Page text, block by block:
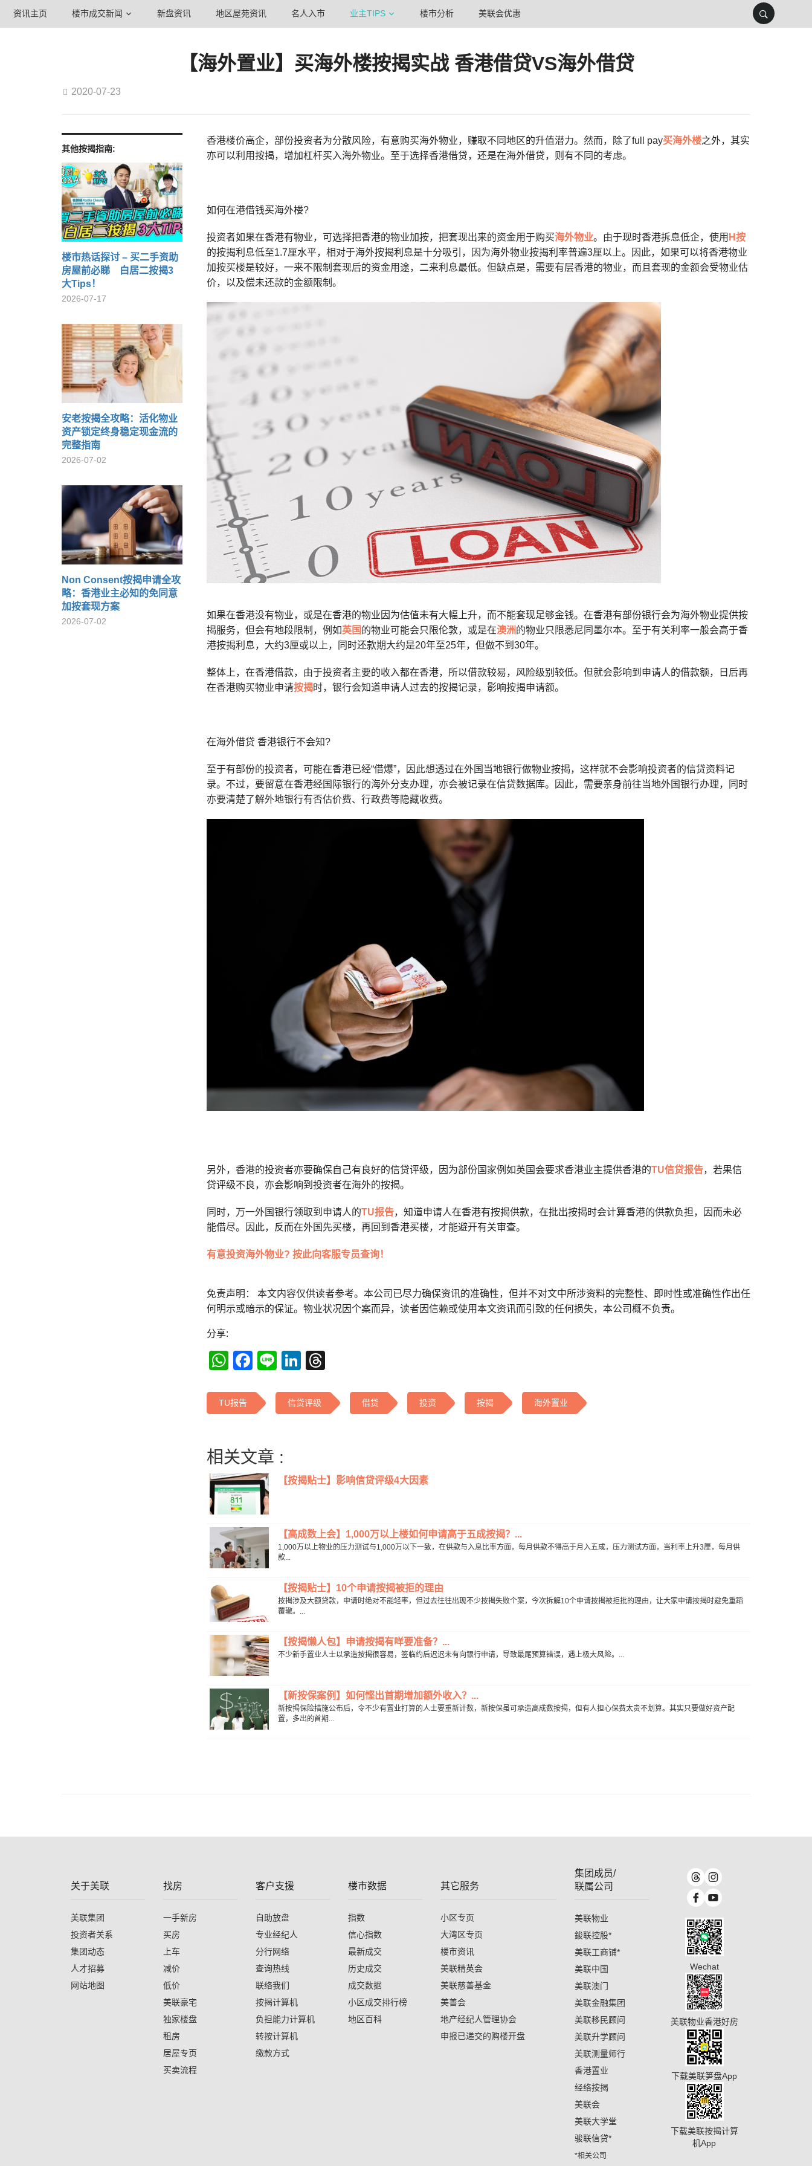
资讯主页 楼市成交新闻 新盘资讯 地区屋苑资讯 名人入市 业主TIPS 楼市分析 美联会优惠
【海外置业】买海外楼按揭实战 香港借贷VS海外借贷
2020-07-23
其他按揭指南:
楼市热话探讨 – 买二手资助
房屋前必睇 白居二按揭3
大Tips！
2026-07-17
安老按揭全攻略：活化物业
资产锁定终身稳定现金流的
完整指南
2026-07-02
Non Consent按揭申请全攻
略：香港业主必知的免同意
加按套现方案
2026-07-02
香港楼价高企，部份投资者为分散风险，有意购买海外物业，赚取不同地区的升值潜力。然而，除了full pay买海外楼之外，其实
亦可以利用按揭，增加杠杆买入海外物业。至于选择香港借贷，还是在海外借贷，则有不同的考虑。
如何在港借钱买海外楼?
投资者如果在香港有物业，可选择把香港的物业加按，把套现出来的资金用于购买海外物业。由于现时香港拆息低企，使用 H按
的按揭利息低至1.7厘水平，相对于海外按揭利息是十分吸引，因为海外物业按揭利率普遍3厘以上。因此，如果可以将香港物业
加按买楼是较好，一来不限制套现后的资金用途，二来利息最低。但缺点是，需要有层香港的物业，而且套现的金额会受物业估
价，以及偿未还款的金额限制。
如果在香港没有物业，或是在香港的物业因为估值未有大幅上升，而不能套现足够金钱。在香港有部份银行会为海外物业提供按
揭服务，但会有地段限制，例如英国 的物业可能会只限伦敦，或是在澳洲的物业只限悉尼同墨尔本。至于有关利率一般会高于香
港按揭利息，大约3厘或以上，同时还款期大约是20年至25年，但做不到30年。
整体上，在香港借款，由于投资者主要的收入都在香港，所以借款较易，风险级别较低。但就会影响到申请人的借款额，日后再
在香港购买物业申请按揭时，银行会知道申请人过去的按揭记录，影响按揭申请额。
在海外借贷 香港银行不会知?
至于有部份的投资者，可能在香港已经“借爆”，因此想透过在外国当地银行做物业按揭，这样就不会影响投资者的信贷资料记
录。不过，要留意在香港经国际银行的海外分支办理，亦会被记录在信贷数据库。因此，需要亲身前往当地外国银行办理，同时
亦要清楚了解外地银行有否估价费、行政费等隐藏收费。
另外，香港的投资者亦要确保自己有良好的信贷评级，因为部份国家例如英国会要求香港业主提供香港的TU信贷报告，若果信
贷评级不良，亦会影响到投资者在海外的按揭。
同时，万一外国银行领取到申请人的TU报告，知道申请人在香港有按揭供款，在批出按揭时会计算香港的供款负担，因而未必
能借尽。因此，反而在外国先买楼，再回到香港买楼，才能避开有关审查。
有意投资海外物业? 按此向客服专员查询！
免责声明： 本文内容仅供读者参考。本公司已尽力确保资讯的准确性，但并不对文中所涉资料的完整性、即时性或准确性作出任
何明示或暗示的保证。物业状况因个案而异，读者因信赖或使用本文资讯而引致的任何损失，本公司概不负责。
分享:
WhatsApp
Facebook
LineLinkedIn
TU报告 信贷评级 借贷 投资 按揭 海外置业
相关文章 :
【按揭贴士】影响信贷评级4大因素
【高成数上会】1,000万以上楼如何申请高于五成按揭？...
1,000万以上物业的压力测试与1,000万以下一致，在供款与入息比率方面，每月供款不得高于月入五成，压力测试方面，当利率上升3厘，每月供
款...
【按揭贴士】10个申请按揭被拒的理由
按揭涉及大额贷款，申请时绝对不能轻率，但过去往往出现不少按揭失败个案，今次拆解10个申请按揭被拒批的理由，让大家申请按揭时避免重蹈
覆辙。...
【按揭懒人包】申请按揭有咩要准备？...
不少新手置业人士以承造按揭很容易，签临约后迟迟未有向银行申请，导致最尾预算错误，遇上极大风险。...
【新按保案例】如何悭出首期增加额外收入？...
新按揭保险措施公布后，令不少有置业打算的人士要重新计数，新按保虽可承造高成数按揭，但有人担心保费太贵不划算。其实只要做好资产配
置，多出的首期...
关于美联
美联集团
投资者关系
集团动态
人才招募
网站地图
找房
一手新房
买房
上车
减价
低价
美联豪宅
独家楼盘
租房
居屋专页
买卖流程
客户支援
自助放盘
专业经纪人
分行网络
查询热线
联络我们
按揭计算机
负担能力计算机
转按计算机
缴款方式
楼市数据
指数
信心指数
最新成交
历史成交
成交数据
小区成交排行榜
地区百科
其它服务
小区专页
大湾区专页
楼市资讯
美联精英会
美联慈善基金
美善会
地产经纪人管理协会
申报已递交的购楼开盘
集团成员/
联属公司
美联物业
鋑联控股*
美联工商铺*
美联中国
美联澳门
美联金融集团
美联移民顾问
美联升学顾问
美联测量师行
香港置业
经络按揭
美联会
美联大学堂
骏联信贷*
*相关公司
Wechat
美联物业香港好房
下载美联笋盘App
下载美联按揭计算
机App